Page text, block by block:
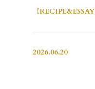
RECIPE&ESSAY
2026.06.20